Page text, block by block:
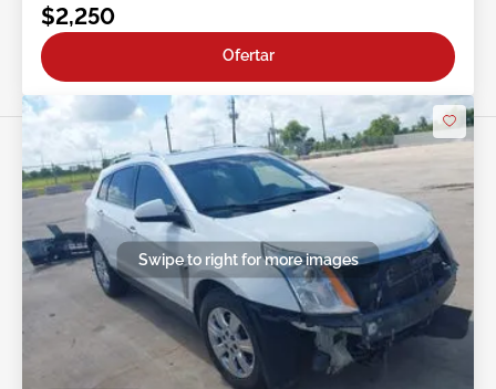
$2,250
Ofertar
Swipe to right for more images